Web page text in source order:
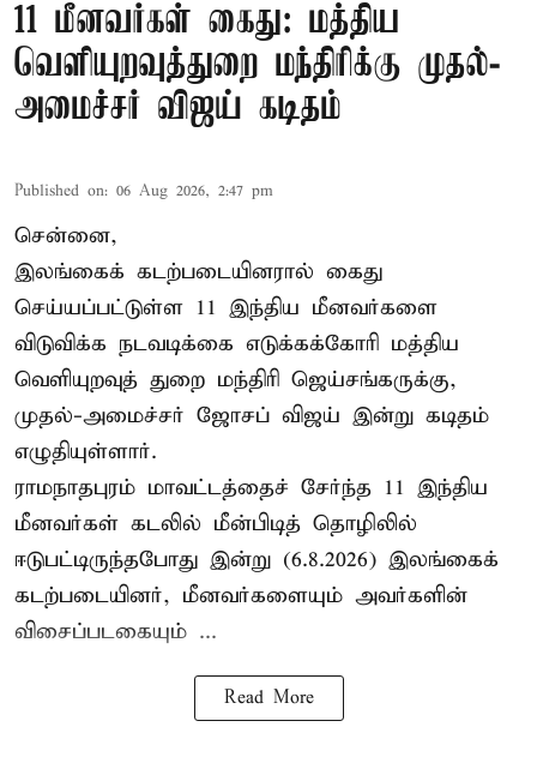
11 மீனவர்கள் கைது: மத்திய
வெளியுறவுத்துறை மந்திரிக்கு முதல்-
அமைச்சர் விஜய் கடிதம்
Published on: 06 Aug 2026, 2:47 pm
சென்னை,
இலங்கைக் கடற்படையினரால் கைது
செய்யப்பட்டுள்ள 11 இந்திய மீனவர்களை
விடுவிக்க நடவடிக்கை எடுக்கக்கோரி மத்திய
வெளியுறவுத் துறை மந்திரி ஜெய்சங்கருக்கு,
முதல்-அமைச்சர் ஜோசப் விஜய் இன்று கடிதம்
எழுதியுள்ளார்.
ராமநாதபுரம் மாவட்டத்தைச் சேர்ந்த 11 இந்திய
மீனவர்கள் கடலில் மீன்பிடித் தொழிலில்
ஈடுபட்டிருந்தபோது இன்று (6.8.2026) இலங்கைக்
கடற்படையினர், மீனவர்களையும் அவர்களின்
விசைப்படகையும் ...
Read More